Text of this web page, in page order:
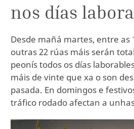
nos días
Desde mañá martes, entre as
outras 22 rúas máis serán
peonís todos os días
máis de vinte que xa o son
pasada. En domingos e
tráfico rodado afectan a